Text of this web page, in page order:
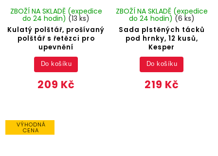
Kulatý polštář, prošívaný
polštář s řetězci pro
upevnění
ZBOŽÍ NA SKLADĚ (expedice
do 24 hodin) (13 ks)
209 Kč
Do košíku
Sada plstěných tácků
pod hrnky, 12 kusů,
Kesper
ZBOŽÍ NA SKLADĚ (expedice
do 24 hodin) (6 ks)
219 Kč
Do košíku
VÝHODNÁ
CENA